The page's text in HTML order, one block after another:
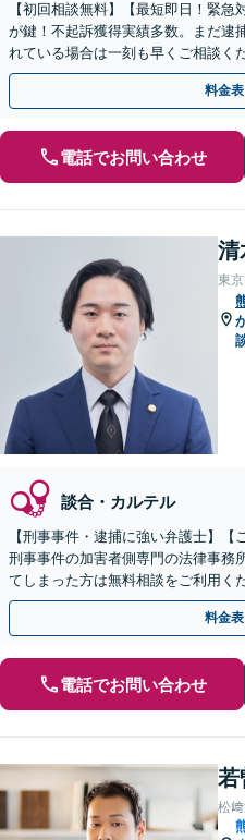
【初回相談無料】【最短即日！緊
が鍵！不起訴獲得実績多数。まだ逮
れている場合は一刻も早くご相談く
漢／盗撮／のぞき／その他性犯罪な
料金
電話でお問い合わせ
清
東
談合・カルテル
【刑事事件・逮捕に強い弁護士】【
刑事事件の加害者側専門の法律事務
てしまった方は無料相談をご利用く
対応】【弁護士待機中/当日中の電話
料金
電話でお問い合わせ
若
松